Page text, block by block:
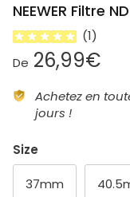
NEEWER Filtre
(1)
Prix habituel
De 26,99€
Achetez en
jours !
Size
37mm